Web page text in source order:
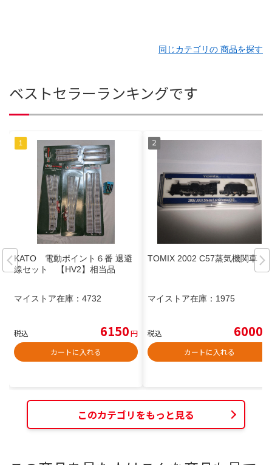
同じカテゴリの 商品を探す
ベストセラーランキングです
KATO 電動ポイント６番 退避
線セット 【HV2】相当品
マイストア在庫： 4732
税込 6150円
カートに入れる
TOMIX 2002 C57蒸気機関車
マイストア在庫： 1975
税込 6000
カートに入れる
このカテゴリをもっと見る